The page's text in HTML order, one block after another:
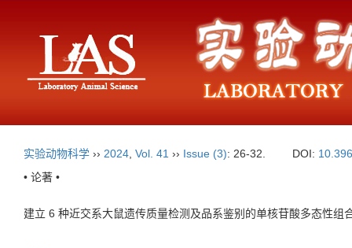
实验动物科学 ›› 2024 Vol. 41 ›› Issue (3): 26-32. DOI:
• 论著 •
建立 6 种近交系大鼠遗传质量检测及品系鉴别的单核苷酸多态性组